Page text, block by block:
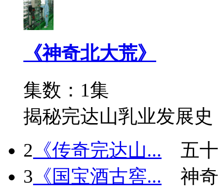
《神奇北大荒》
集数：1集
揭秘完达山乳业发展史
2 《传奇完达山...
五
3 《国宝酒古窖...
神